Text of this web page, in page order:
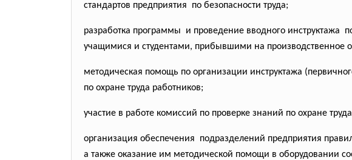
стандартов предприятия по безопасности труда;
разработка программы и проведение вводного
учащимися и студентами, прибывшими на производственное
методическая помощь по организации инструктажа
по охране труда работников;
участие в работе комиссий по проверке знаний по охране
организация обеспечения подразделений предприятия
а также оказание им методической помощи в оборудовании